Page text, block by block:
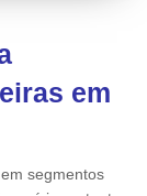
em
segmentos